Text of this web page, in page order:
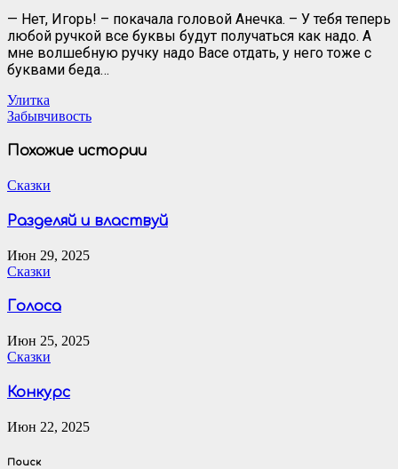
— Нет, Игорь! – покачала головой Анечка. – У тебя теперь
любой ручкой все буквы будут получаться как надо. А
мне волшебную ручку надо Васе отдать, у него тоже с
буквами беда…
Навигация
по
записям
Улитка
Забывчивость
Похожие истории
Сказки
Разделяй и властвуй
Июн 29, 2025
Сказки
Голоса
Июн 25, 2025
Сказки
Конкурс
Июн 22, 2025
Поиск